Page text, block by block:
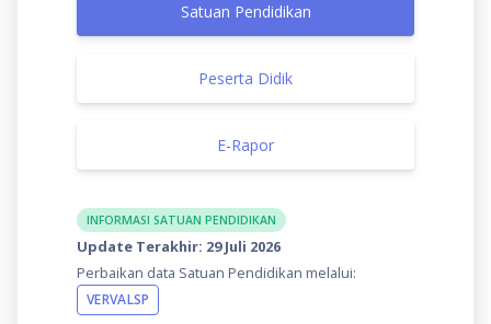
Satuan Pendidikan
Peserta Didik
E-Rapor
INFORMASI SATUAN PENDIDIKAN
Update Terakhir: 29 Juli 2026
Perbaikan data Satuan Pendidikan melalui:
VERVALSP